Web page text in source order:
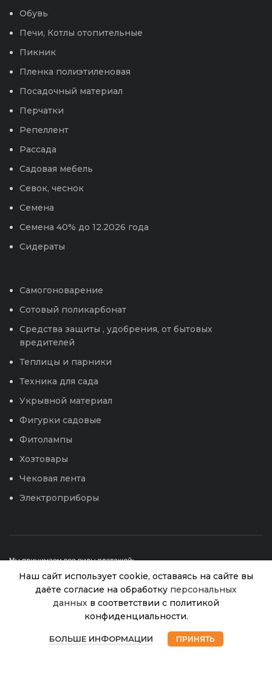
Обувь
Печи, Котлы отопительные
Пикник
Пленка полиэтиленовая
Посадочный материал
Перчатки
Репеллент
Рассада
Садовая мебель
Севок, чеснок
Семена
Семена 40% до 12.2026 года
Сидераты
Самогоноварение
Сотовый поликарбонат
Средства защиты , удобрения, от бытовых
вредителей
Теплицы и парники
Техника для сада
Укрывной материал
Фигурки садовые
Фитолампы
Хозтовары
Чековая лента
Электроприборы
Александрович
ИНН 420800180243 / ОГРНИП 304420530300327
Наш сайт использует cookie, оставаясь на сайте вы
даёте согласие на обработку персональных
данных в соответствии с политикой
конфиденциальности.
БОЛЬШЕ ИНФОРМАЦИИ ПРИНЯТЬ
Грунт
Огородник
овощей
460.00 ₽
наличии
Магазин Избранное Корзина Мой аккаунт